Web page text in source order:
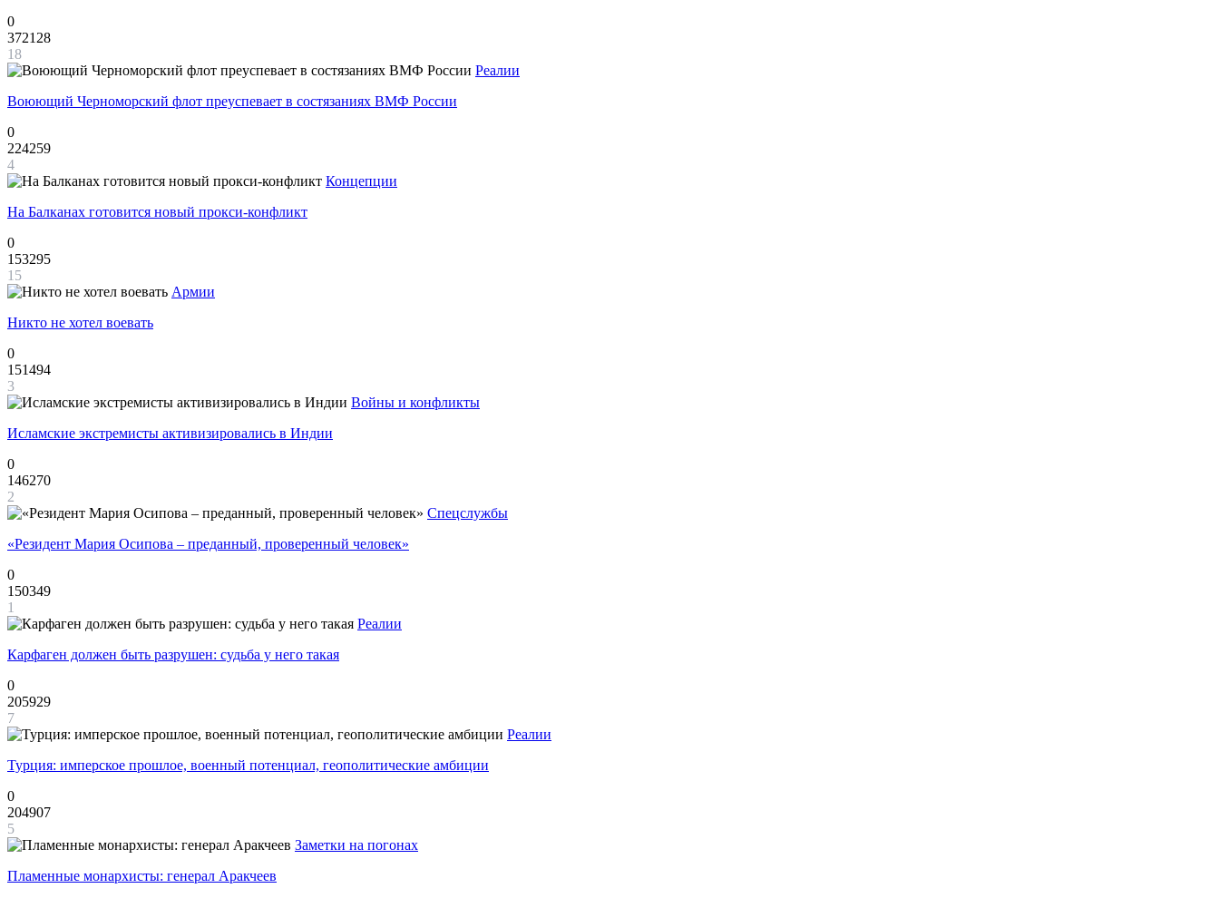
0
372128
18
Реалии
Воюющий Черноморский флот преуспевает в состязаниях ВМФ России
0
224259
4
Концепции
На Балканах готовится новый прокси-конфликт
0
153295
15
Армии
Никто не хотел воевать
0
151494
3
Войны и конфликты
Исламские экстремисты активизировались в Индии
0
146270
2
Спецслужбы
«Резидент Мария Осипова – преданный, проверенный человек»
0
150349
1
Реалии
Карфаген должен быть разрушен: судьба у него такая
0
205929
7
Реалии
Турция: имперское прошлое, военный потенциал, геополитические амбиции
0
204907
5
Заметки на погонах
Пламенные монархисты: генерал Аракчеев